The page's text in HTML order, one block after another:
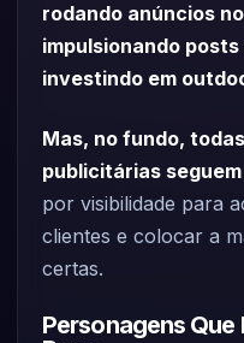
rodando anúncios
impulsionando
investindo em
Mas, no fundo,
publicitárias
por visibilidade para
clientes e colocar a
certas.
Personagens Que